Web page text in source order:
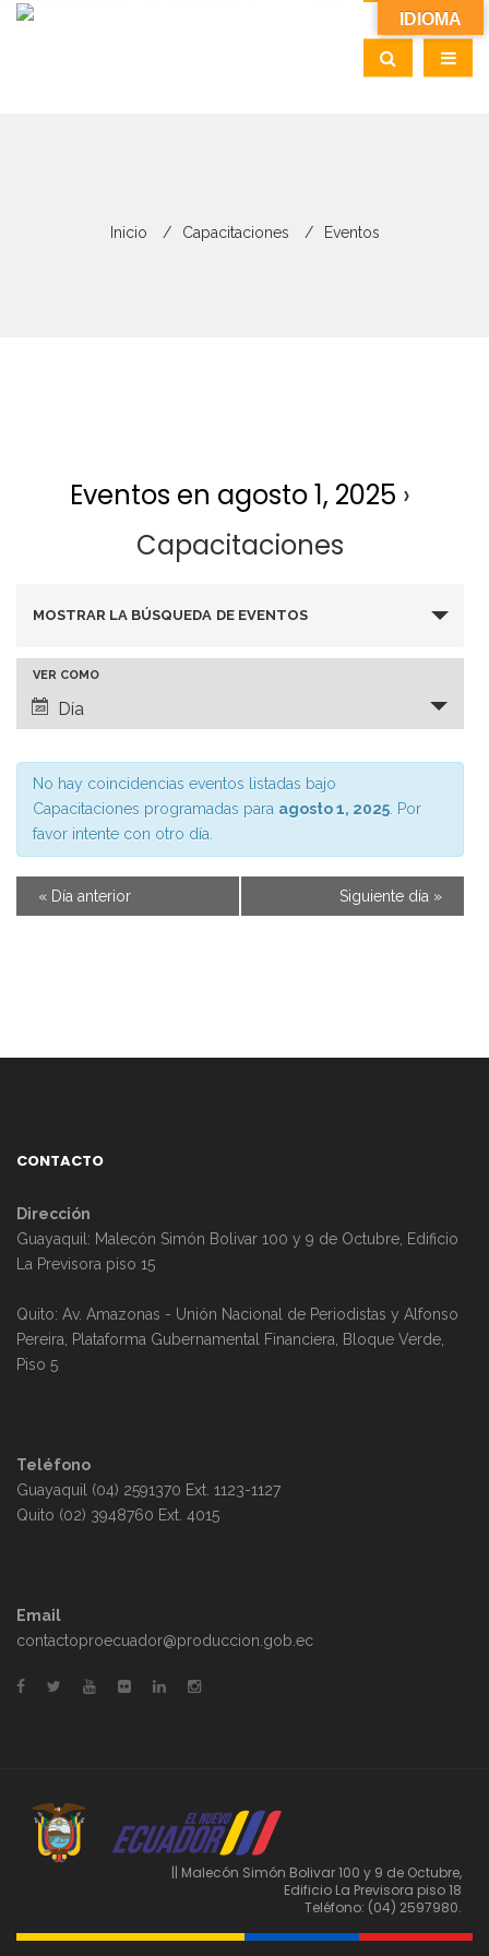
Inicio Capacitaciones Eventos
Eventos en agosto 1, 2025 ›
Capacitaciones
B
ú
s
q
u
e
d
n
v
e
g
a
c
ó
d
v
i
s
a
s
MOSTRAR LA BÚSQUEDA DE EVENTOS
N
a
v
e
g
i
n
d
e
v
i
t
a
d
e
E
e
n
VER COMO
Día
No hay coincidencias eventos listadas bajo
Capacitaciones programadas para agosto 1, 2025 . Por
favor intente con otro día.
« Día anterior Siguiente día »
CONTACTO
Dirección
Guayaquil: Malecón Simón Bolivar 100 y 9 de Octubre, Edificio
La Previsora piso 15
Quito: Av. Amazonas - Unión Nacional de Periodistas y Alfonso
Pereira, Plataforma Gubernamental Financiera, Bloque Verde,
Piso 5
Teléfono
Guayaquil (04) 2591370 Ext. 1123-1127
Quito (02) 3948760 Ext. 4015
Email
contactoproecuador@produccion.gob.ec
|| Malecón Simón Bolivar 100 y 9 de Octubre,
Edificio La Previsora piso 18
Teléfono: (04) 2597980.
IDIOMA